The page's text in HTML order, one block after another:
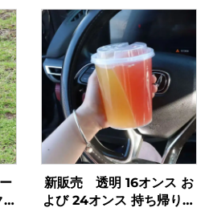
新販売 透明 16オンス お
よび 24オンス 持ち帰り用